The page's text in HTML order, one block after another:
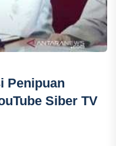
Penipuan
Siber TV